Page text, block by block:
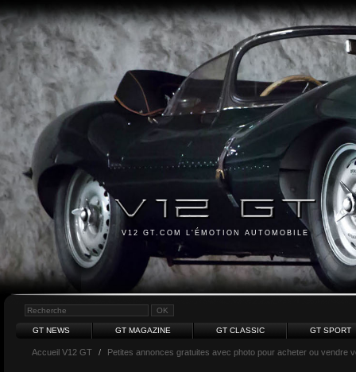
V12 GT.COM L'ÉMOTION AUTOMOBILE
GT NEWS GT MAGAZINE GT CLASSIC GT SPORT
Accueil V12 GT / Petites annonces gratuites avec photo pour acheter ou vendre